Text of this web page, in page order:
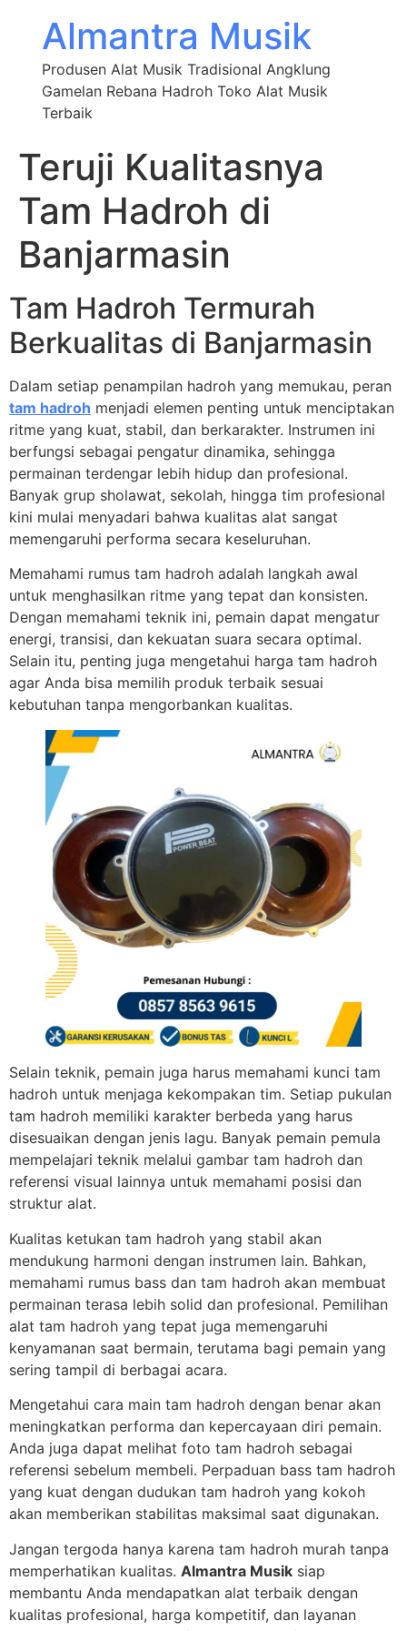
Almantra Musik
Produsen Alat Musik Tradisional Angklung
Gamelan Rebana Hadroh Toko Alat Musik
Terbaik
Teruji Kualitasnya
Tam Hadroh di
Banjarmasin
Tam Hadroh Termurah
Berkualitas di Banjarmasin
Dalam setiap penampilan hadroh yang memukau, peran
tam hadroh menjadi elemen penting untuk menciptakan
ritme yang kuat, stabil, dan berkarakter. Instrumen ini
berfungsi sebagai pengatur dinamika, sehingga
permainan terdengar lebih hidup dan profesional.
Banyak grup sholawat, sekolah, hingga tim profesional
kini mulai menyadari bahwa kualitas alat sangat
memengaruhi performa secara keseluruhan.
Memahami rumus tam hadroh adalah langkah awal
untuk menghasilkan ritme yang tepat dan konsisten.
Dengan memahami teknik ini, pemain dapat mengatur
energi, transisi, dan kekuatan suara secara optimal.
Selain itu, penting juga mengetahui harga tam hadroh
agar Anda bisa memilih produk terbaik sesuai
kebutuhan tanpa mengorbankan kualitas.
Selain teknik, pemain juga harus memahami kunci tam
hadroh untuk menjaga kekompakan tim. Setiap pukulan
tam hadroh memiliki karakter berbeda yang harus
disesuaikan dengan jenis lagu. Banyak pemain pemula
mempelajari teknik melalui gambar tam hadroh dan
referensi visual lainnya untuk memahami posisi dan
struktur alat.
Kualitas ketukan tam hadroh yang stabil akan
mendukung harmoni dengan instrumen lain. Bahkan,
memahami rumus bass dan tam hadroh akan membuat
permainan terasa lebih solid dan profesional. Pemilihan
alat tam hadroh yang tepat juga memengaruhi
kenyamanan saat bermain, terutama bagi pemain yang
sering tampil di berbagai acara.
Mengetahui cara main tam hadroh dengan benar akan
meningkatkan performa dan kepercayaan diri pemain.
Anda juga dapat melihat foto tam hadroh sebagai
referensi sebelum membeli. Perpaduan bass tam hadroh
yang kuat dengan dudukan tam hadroh yang kokoh
akan memberikan stabilitas maksimal saat digunakan.
Jangan tergoda hanya karena tam hadroh murah tanpa
memperhatikan kualitas. Almantra Musik siap
membantu Anda mendapatkan alat terbaik dengan
kualitas profesional, harga kompetitif, dan layanan